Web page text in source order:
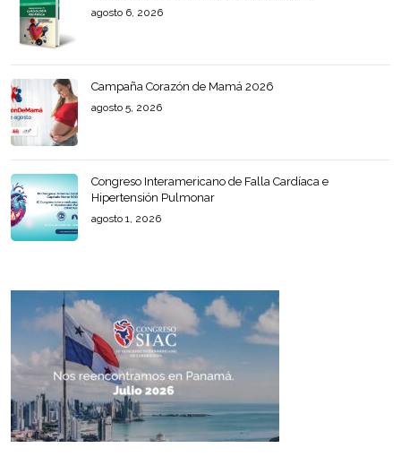
agosto 6, 2026
Campaña Corazón de Mamá 2026
agosto 5, 2026
Congreso Interamericano de Falla Cardíaca e
Hipertensión Pulmonar
agosto 1, 2026